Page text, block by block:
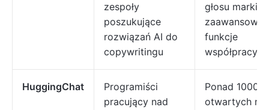
zespoły
poszukujące
rozwiązań AI do
copywritingu
głosu marki,
funkcje
współpracy
HuggingChat
Programiści
pracujący nad
Ponad 1000
otwartych